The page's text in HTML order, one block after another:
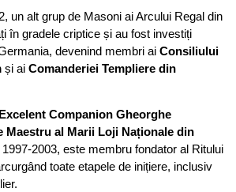
un alt grup de Masoni ai Arcului Regal din
în gradele criptice și au fost investiți
devenind membri ai Consiliului
și ai Comanderiei Templiere din
Companion Gheorghe
Maestru al Marii Loji Naționale din
2003, este membru fondator al Ritului
toate etapele de inițiere, inclusiv